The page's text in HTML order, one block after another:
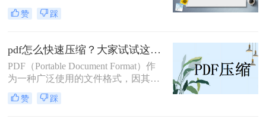
泛应用。然而，有时PDF文件体积过
大，不仅占用大量存储空间，还影响
了一个常见的需求。那么怎么压缩pdf
文档的大小呢？本文将介绍几种常用
的方法来压缩PDF文档的大小。
赞 踩
pdf怎么快速压缩？大家试试这三种压缩方法！
PDF（Portable Document Format）作
为一种广泛使用的文件格式，因其能
够保持文档的原貌、便于分享和打印
而深受用户喜爱。然而，随着文档内
赞 踩